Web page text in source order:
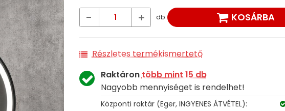
- + db KOSÁRBA
Részletes termékismertető
Raktárontöbb mint 15 db
Nagyobb mennyiséget is rendelhet!
Központi raktár (Eger, INGYENES ÁTVÉTEL):